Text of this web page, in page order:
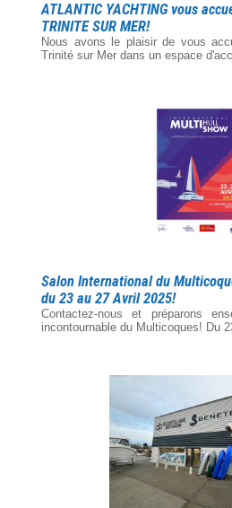
ATLANTIC YACHTING vous
TRINITE SUR MER!
Nous avons le plaisir de vous
Trinité sur Mer dans un espace
Salon International du
du 23 au 27 Avril 2025!
Contactez-nous et préparons
incontournable du Multicoques! Du